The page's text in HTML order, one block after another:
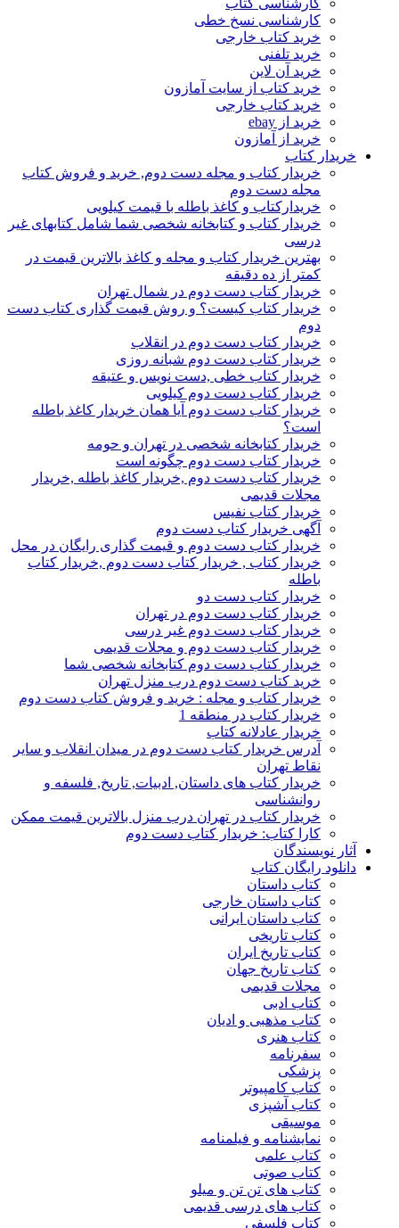
کارشناسی کتاب
کارشناسی نسخ خطی
خرید کتاب خارجی
خرید تلفنی
خرید آن لاین
خرید کتاب از سایت آمازون
خرید کتاب خارجی
خرید از ebay
خرید از آمازون
خریدار کتاب
خریدار کتاب و مجله دست دوم, خرید و فروش کتاب
مجله دست دوم
خریدارکتاب و کاغذ باطله با قیمت کیلویی
خریدار کتاب و کتابخانه شخصی شما شامل کتابهای غیر
درسی
بهترین خریدار کتاب و مجله و کاغذ بالاترین قیمت در
کمتر از ده دقیقه
خریدار کتاب دست دوم در شمال تهران
خریدار کتاب کیست؟ و روش قیمت گذاری کتاب دست
دوم
خریدار کتاب دست دوم در انقلاب
خریدار کتاب دست دوم شبانه روزی
خریدار کتاب خطی ,دست نویس و عتیقه
خریدار کتاب دست دوم کیلویی
خریدار کتاب دست دوم آیا همان خریدار کاغذ باطله
است؟
خریدار کتابخانه شخصی در تهران و حومه
خریدار کتاب دست دوم چگونه است
خریدار کتاب دست دوم ,خریدار کاغذ باطله ,خریدار
مجلات قدیمی
خریدار کتاب نفیس
آگهی خریدار کتاب دست دوم
خریدار کتاب دست دوم و قیمت گذاری رایگان در محل
خریدار کتاب , خریدار کتاب دست دوم ,خریدار کتاب
باطله
خریدار کتاب دست دو
خریدار کتاب دست دوم در تهران
خریدار کتاب دست دوم غیر درسی
خریدار کتاب دست دوم و مجلات قدیمی
خریدار کتاب دست دوم کتابخانه شخصی شما
خرید کتاب دست دوم درب منزل تهران
خریدار کتاب و مجله : خرید و فروش کتاب دست دوم
خریدار کتاب در منطقه 1
خریدار عادلانه کتاب
آدرس خریدار کتاب دست دوم در میدان انقلاب و سایر
نقاط تهران
خریدار کتاب های داستان, ادبیات, تاریخ, فلسفه و
روانشناسی
خریدار کتاب در تهران درب منزل بالاترین قیمت ممکن
کارا کتاب: خریدار کتاب دست دوم
آثار نویسندگان
دانلود رایگان کتاب
کتاب داستان
کتاب داستان خارجی
کتاب داستان ایرانی
کتاب تاریخی
کتاب تاریخ ایران
کتاب تاریخ جهان
مجلات قدیمی
کتاب ادبی
کتاب مذهبی و ادیان
کتاب هنری
سفرنامه
پزشکی
کتاب کامپیوتر
کتاب آشپزی
موسیقی
نمایشنامه و فیلمنامه
کتاب علمی
کتاب صوتی
کتاب های تن تن و میلو
کتاب های درسی قدیمی
کتاب فلسفی